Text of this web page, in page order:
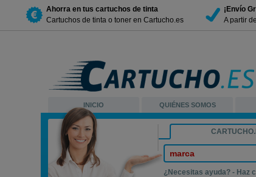
Ahorra en tus cartuchos de tinta
Cartuchos de tinta o toner en Cartucho.es
¡Envío
A partir
INICIO QUIÉNES SOMOS
marca
¿Necesitas ayuda? - Haz